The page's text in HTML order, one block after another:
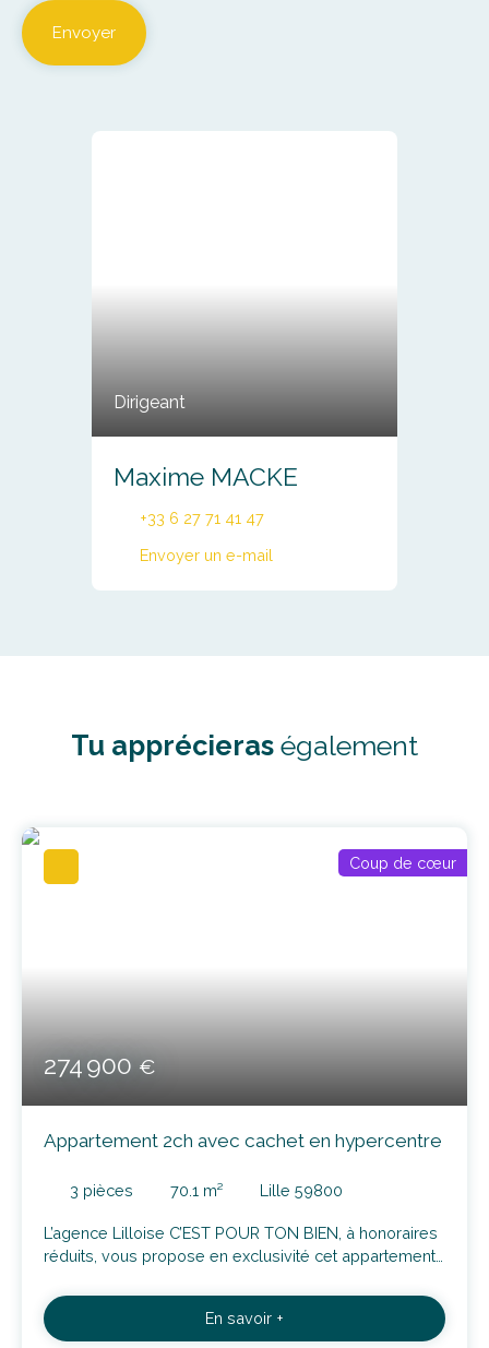
Envoyer
Dirigeant
Maxime MACKE
+33 6 27 71 41 47
Envoyer un e-mail
Tu apprécieras également
274 900€
Coup de cœur
Appartement 2ch avec cachet en hypercentre
3 pièces 70.1 m² Lille 59800
L’agence Lilloise C’EST POUR TON BIEN, à honoraires
réduits, vous propose en exclusivité cet appartement
immeuble situé en hyper centre. Vous serez à
proximité de toutes les commodités du centre ville,
En savoir +